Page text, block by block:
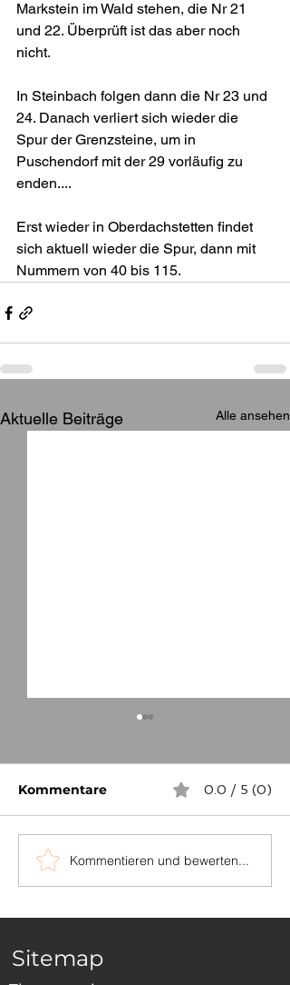
Markstein im Wald stehen, die Nr 21
und 22. Überprüft ist das aber noch
nicht.
In Steinbach folgen dann die Nr 23 und
24. Danach verliert sich wieder die
Spur der Grenzsteine, um in
Puschendorf mit der 29 vorläufig zu
enden....
Erst wieder in Oberdachstetten findet
sich aktuell wieder die Spur, dann mit
Nummern von 40 bis 115.
Aktuelle Beiträge Alle ansehen
...auch in
Niederösterreich
Kommentare 0.0 / 5 (0)
Kommentieren und bewerten...
Sitemap